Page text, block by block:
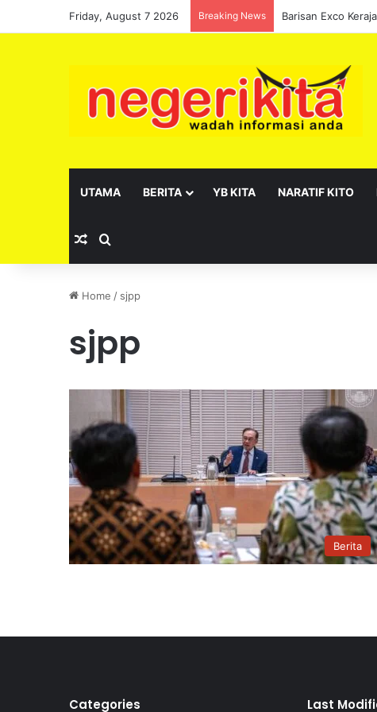
Friday, August 7 2026 Breaking News
UTAMA BERITA YB KITA NARATIF KITO
Random Article
Home / sjpp
sjpp
Berita
Categories Last